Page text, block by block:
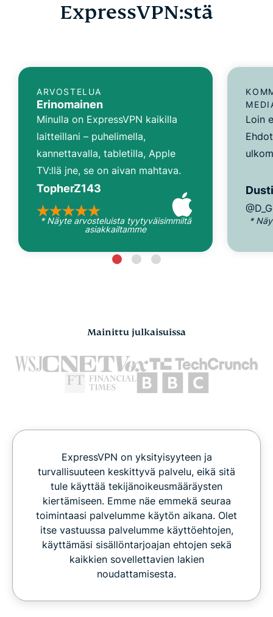
ExpressVPN:stä
ARVOSTELUA
Erinomainen
Minulla on ExpressVPN kaikilla
laitteillani – puhelimella,
kannettavalla, tabletilla, Apple
TV:llä jne, se on aivan mahtava.
TopherZ143
* Näyte arvosteluista tyytyväisimmiltä
asiakkailtamme
Loin
*
Mainittu julkaisuissa
ExpressVPN on yksityisyyteen ja
turvallisuuteen keskittyvä palvelu, eikä sitä
tule käyttää tekijänoikeusmääräysten
kiertämiseen. Emme näe emmekä seuraa
toimintaasi palvelumme käytön aikana. Olet
itse vastuussa palvelumme käyttöehtojen,
käyttämäsi sisällöntarjoajan ehtojen sekä
kaikkien sovellettavien lakien
noudattamisesta.